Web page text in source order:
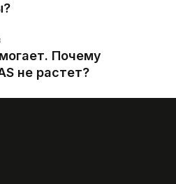
Почему
не растет?